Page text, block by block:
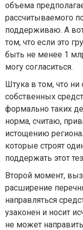
объема
рассчитываемого
поддерживаю. А
том, что если это
быть не менее 1
могу согласиться.
Штука в том, что ни
собственных
формально таких
норма, считаю,
истощению
которые строят
поддержать этот
Второй момент,
расширение
направляться
узаконен и носит
не может